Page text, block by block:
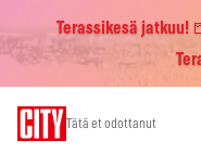
Terassikesä jatkuu!
Tätä et odottanut